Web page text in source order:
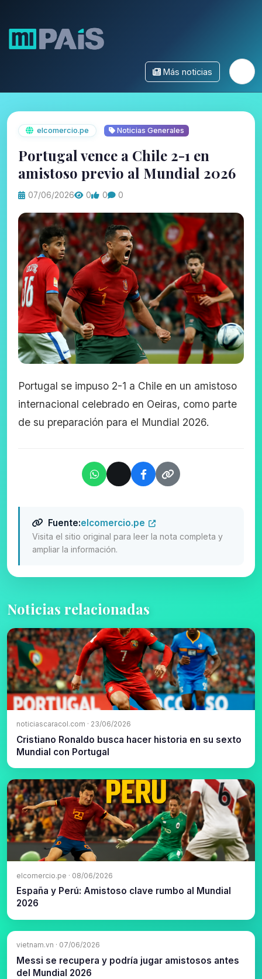
Más noticias
elcomercio.pe Noticias Generales
Portugal vence a Chile 2-1 en
amistoso previo al Mundial 2026
07/06/2026 0 0 0
Portugal se impuso 2-1 a Chile en un amistoso
internacional celebrado en Oeiras, como parte
de su preparación para el Mundial 2026.
Fuente:elcomercio.pe
Visita el sitio original para leer la nota completa y
ampliar la información.
Noticias relacionadas
noticiascaracol.com · 23/06/2026
Cristiano Ronaldo busca hacer historia en su sexto
Mundial con Portugal
elcomercio.pe · 08/06/2026
España y Perú: Amistoso clave rumbo al Mundial
2026
vietnam.vn · 07/06/2026
Messi se recupera y podría jugar amistosos antes
del Mundial 2026